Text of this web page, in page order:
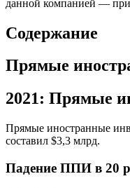
данной компанией —
Содержание
Прямые
2021: Прямые
Прямые иностранные
составил $3,3 млрд.
Падение ППИ в 20